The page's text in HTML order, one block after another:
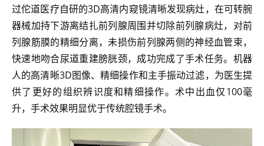
过佗道医疗自研的3D高清内窥镜清晰发现病灶，在可转腕
器械加持下游离结扎前列腺周围并切除前列腺病灶，对前
列腺筋膜的精细分离，未损伤前列腺两侧的神经血管束，
快速地吻合尿道重建膀胱颈，成功完成了手术任务。机器
人的高清晰3D图像、精细操作和主手振动过滤，为医生提
供了更好的组织辨识度和精细操作。术中出血仅100毫
升，手术效果明显优于传统腔镜手术。